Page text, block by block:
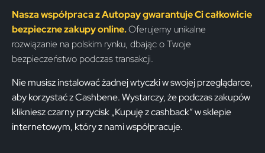
Nasza współpraca z Autopay gwarantuje Ci całkowicie
bezpieczne zakupy online.Oferujemy unikalne
rozwiązanie na polskim rynku, dbając o Twoje
bezpieczeństwo podczas transakcji.
Nie musisz instalować żadnej wtyczki w swojej przeglądarce,
aby korzystać z Cashbene. Wystarczy, że podczas zakupów
klikniesz czarny przycisk „Kupuję z cashback” w sklepie
internetowym, który z nami współpracuje.